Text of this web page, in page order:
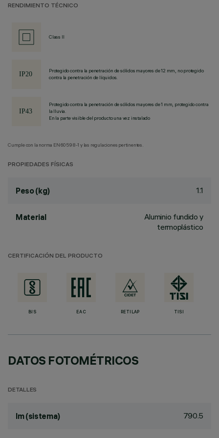
RENDIMIENTO TÉCNICO
Class II
Protegido contra la penetración de sólidos mayores de 12 mm, no protegido
contra la penetración de líquidos.
Protegido contra la penetración de sólidos mayores de 1 mm, protegido contra
la lluvia.
En la parte visible del producto una vez instalado
Cumple con la norma EN60598-1 y las regulaciones pertinentes.
PROPIEDADES FÍSICAS
Peso (kg) 1.1
Material
Aluminio fundido y
termoplástico
CERTIFICACIÓN DEL PRODUCTO
BIS EAC RETILAP TISI
DATOS FOTOMÉTRICOS
DETALLES
lm (sistema) 790.5